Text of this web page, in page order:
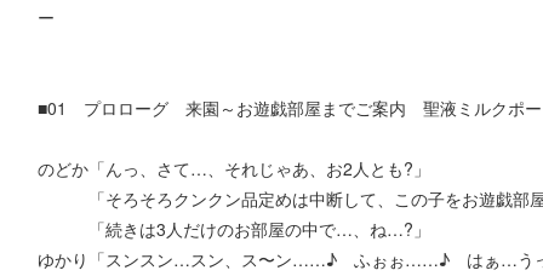
ー
■01 プロローグ 来園～お遊戯部屋までご案内 聖液ミルクポー
のどか「んっ、さて…、それじゃあ、お2人とも?」
「そろそろクンクン品定めは中断して、この子をお遊戯部
「続きは3人だけのお部屋の中で…、ね…?」
ゆかり「スンスン…スン、ス〜ン……♪ ふぉぉ……♪ はぁ…う